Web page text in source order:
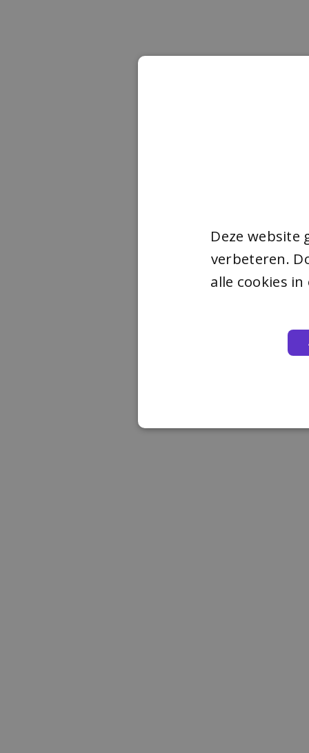
Deze
verbeteren.
alle cookies